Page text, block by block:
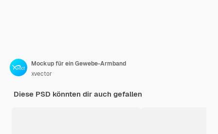
Mockup für ein Gewebe-Armband
xvector
Diese PSD könnten dir auch gefallen